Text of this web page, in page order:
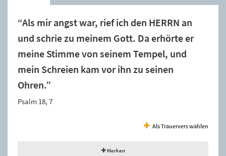
“Als mir angst war, rief ich den HERRN an
und schrie zu meinem Gott. Da erhörte er
meine Stimme von seinem Tempel, und
mein Schreien kam vor ihn zu seinen
Ohren.”
Psalm 18, 7
Als Trauervers wählen
Merken